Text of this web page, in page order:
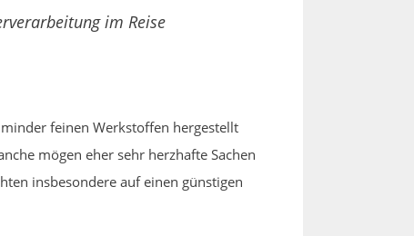
im Reise
feinen Werkstoffen hergestellt
mögen eher sehr herzhafte Sachen
insbesondere auf einen günstigen